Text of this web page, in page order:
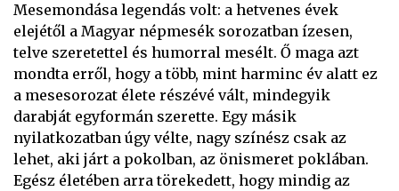
Mesemondása legendás volt: a hetvenes évek
elejétől a Magyar népmesék sorozatban ízesen,
telve szeretettel és humorral mesélt. Ő maga azt
mondta erről, hogy a több, mint harminc év alatt ez
a mesesorozat élete részévé vált, mindegyik
darabját egyformán szerette. Egy másik
nyilatkozatban úgy vélte, nagy színész csak az
lehet, aki járt a pokolban, az önismeret poklában.
Egész életében arra törekedett, hogy mindig az